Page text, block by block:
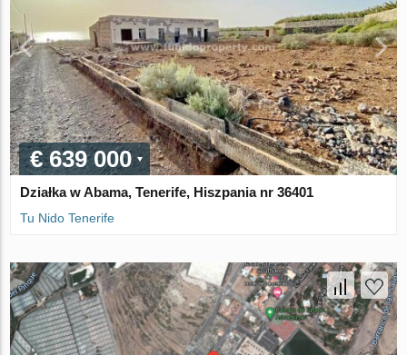
€ 639 000
Działka w Abama, Tenerife, Hiszpania nr 36401
Tu Nido Tenerife